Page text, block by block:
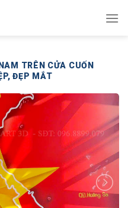
TRÊN CỬA CUỐN
ĐẸP MẮT